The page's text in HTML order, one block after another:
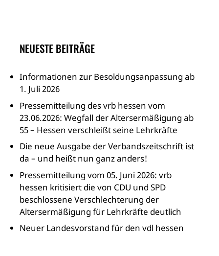
NEUESTE BEITRÄGE
Informationen zur Besoldungsanpassung ab
1. Juli 2026
Pressemitteilung des vrb hessen vom
23.06.2026: Wegfall der Altersermäßigung ab
55 – Hessen verschleißt seine Lehrkräfte
Die neue Ausgabe der Verbandszeitschrift ist
da – und heißt nun ganz anders!
Pressemitteilung vom 05. Juni 2026: vrb
hessen kritisiert die von CDU und SPD
beschlossene Verschlechterung der
Altersermäßigung für Lehrkräfte deutlich
Neuer Landesvorstand für den vdl hessen